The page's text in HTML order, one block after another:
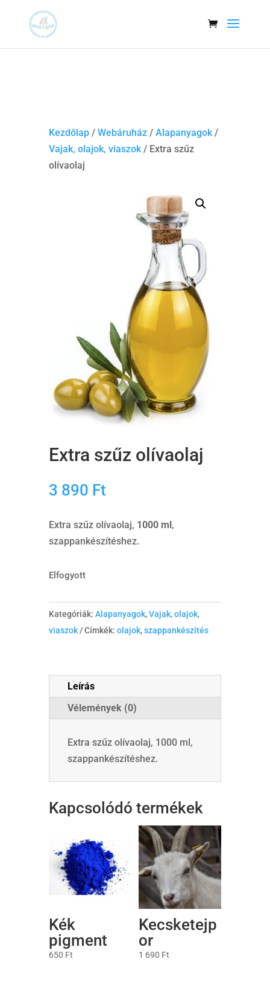
Kezdőlap/ Webáruház/ Alapanyagok/
Vajak, olajok, viaszok/ Extra szűz
olívaolaj
Extra szűz olívaolaj
3 890 Ft
Extra szűz olívaolaj, 1000 ml,
szappankészítéshez.
Elfogyott
Kategóriák: Alapanyagok,Vajak, olajok,
viaszok
Címkék: olajok,szappankészítés
Leírás
Vélemények (0)
Extra szűz olívaolaj, 1000 ml,
szappankészítéshez.
Kapcsolódó termékek
Kék
pigment
650 Ft
Kecsketejp
or
1 690 Ft